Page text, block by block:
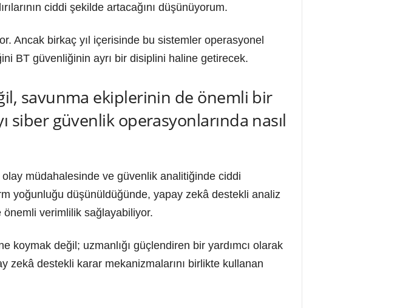
ciddi şekilde artacağını düşünüyorum.
Ancak birkaç yıl içerisinde bu sistemler operasyonel
BT güvenliğinin ayrı bir disiplini haline getirecek.
savunma ekiplerinin de önemli bir
siber güvenlik operasyonlarında nasıl
müdahalesinde ve güvenlik analitiğinde ciddi
yoğunluğu düşünüldüğünde, yapay zekâ destekli analiz
verimlilik sağlayabiliyor.
koymak değil; uzmanlığı güçlendiren bir yardımcı olarak
zekâ destekli karar mekanizmalarını birlikte kullanan